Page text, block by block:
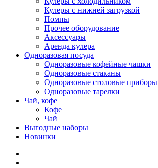
Кулеры с нижней загрузкой
Помпы
Прочее оборудование
Аксессуары
Аренда кулера
Одноразовая посуда
Одноразовые кофейные чашки
Одноразовые стаканы
Одноразовые столовые приборы
Одноразовые тарелки
Чай, кофе
Кофе
Чай
Выгодные наборы
Новинки